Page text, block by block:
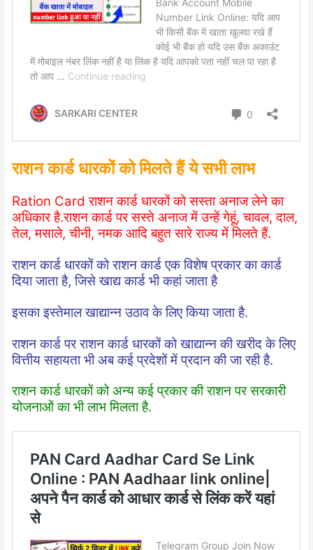
राशन कार्ड धारकों को मिलते हैं ये सभी लाभ
Ration Card राशन कार्ड धारकों को सस्ता अनाज लेने का
अधिकार है.राशन कार्ड पर सस्ते अनाज में उन्हें गेहूं, चावल, दाल,
तेल, मसाले, चीनी, नमक आदि बहुत सारे राज्य में मिलते हैं.
राशन कार्ड धारकों को राशन कार्ड एक विशेष प्रकार का कार्ड
दिया जाता है, जिसे खाद्य कार्ड भी कहां जाता है
इसका इस्तेमाल खाद्यान्न उठाव के लिए किया जाता है.
राशन कार्ड पर राशन कार्ड धारकों को खाद्यान्न की खरीद के लिए
वित्तीय सहायता भी अब कई प्रदेशों में प्रदान की जा रही है.
राशन कार्ड धारकों को अन्य कई प्रकार की राशन पर सरकारी
योजनाओं का भी लाभ मिलता है.